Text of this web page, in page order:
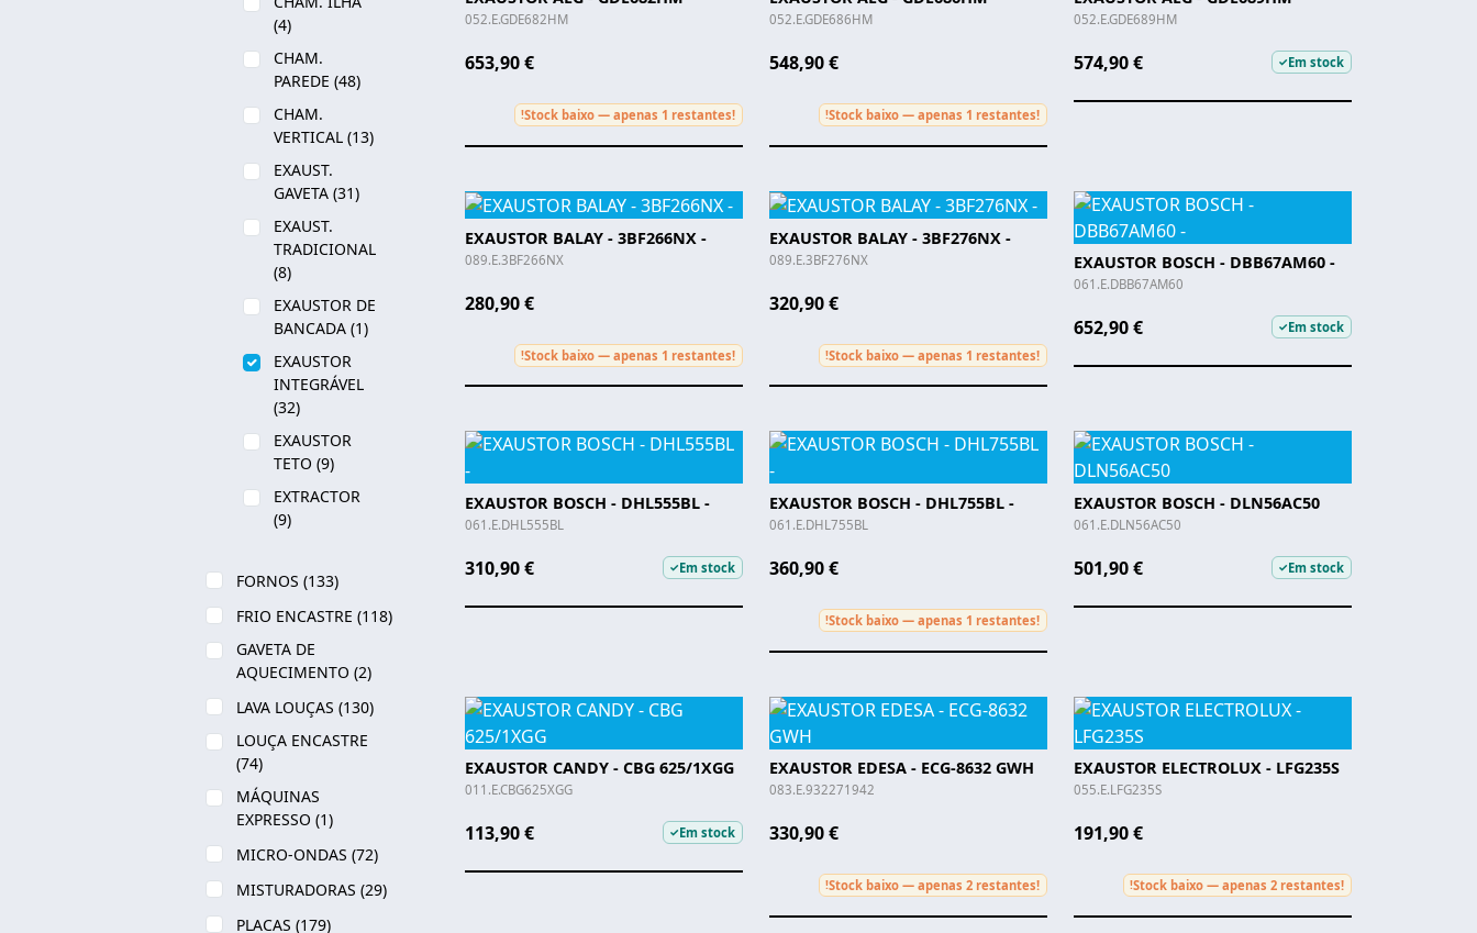
052.E.GDE682HM
653,90 €
!Stock baixo — apenas 1 restantes!
052.E.GDE686HM
548,90 €
!Stock baixo — apenas 1 restantes!
052.E.GDE689HM
574,90 € ✓Em stock
EXAUSTOR BALAY - 3BF266NX -
089.E.3BF266NX
280,90 €
!Stock baixo — apenas 1 restantes!
EXAUSTOR BALAY - 3BF276NX -
089.E.3BF276NX
320,90 €
!Stock baixo — apenas 1 restantes!
EXAUSTOR BOSCH - DBB67AM60 -
061.E.DBB67AM60
652,90 € ✓Em stock
EXAUSTOR BOSCH - DHL555BL -
061.E.DHL555BL
310,90 € ✓Em stock
EXAUSTOR BOSCH - DHL755BL -
061.E.DHL755BL
360,90 €
!Stock baixo — apenas 1 restantes!
EXAUSTOR BOSCH - DLN56AC50
061.E.DLN56AC50
501,90 € ✓Em stock
EXAUSTOR CANDY - CBG 625/1XGG
011.E.CBG625XGG
113,90 € ✓Em stock
EXAUSTOR EDESA - ECG-8632 GWH
083.E.932271942
330,90 €
!Stock baixo — apenas 2 restantes!
EXAUSTOR ELECTROLUX - LFG235S
055.E.LFG235S
191,90 €
!Stock baixo — apenas 2 restantes!
(4)
CHAM.
PAREDE (48)
CHAM.
VERTICAL (13)
EXAUST.
GAVETA (31)
EXAUST.
TRADICIONAL
(8)
EXAUSTOR DE
BANCADA (1)
EXAUSTOR
INTEGRÁVEL
(32)
EXAUSTOR
TETO (9)
EXTRACTOR
(9)
FORNOS (133)
FRIO ENCASTRE (118)
GAVETA DE
AQUECIMENTO (2)
LAVA LOUÇAS (130)
LOUÇA ENCASTRE
(74)
MÁQUINAS
EXPRESSO (1)
MICRO-ONDAS (72)
MISTURADORAS (29)
PLACAS (179)